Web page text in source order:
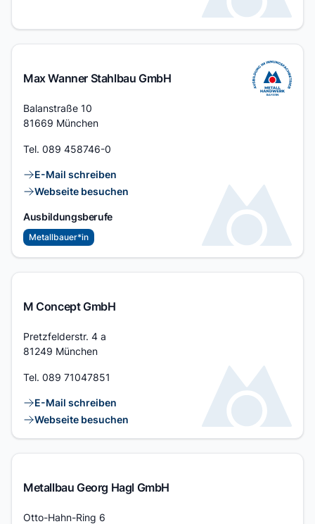
Max Wanner Stahlbau GmbH
Adresse
Balanstraße 10
81669 München
Tel. 089 458746-0
Kontaktlinks
E-Mail schreiben
Webseite besuchen
Ausbildungsberufe
Metallbauer*in
M Concept GmbH
Adresse
Pretzfelderstr. 4 a
81249 München
Tel. 089 71047851
Kontaktlinks
E-Mail schreiben
Webseite besuchen
Metallbau Georg Hagl GmbH
Adresse
Otto-Hahn-Ring 6